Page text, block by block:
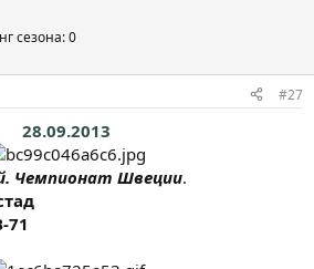
сезона: 0
#27
28.09.2013
Чемпионат Швеции.​
71